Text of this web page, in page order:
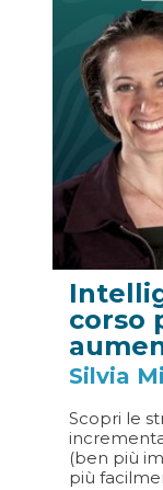
corso
Silvia
Scopri le
(ben più
più